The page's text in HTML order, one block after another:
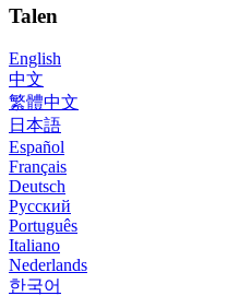
Talen
English
中文
繁體中文
日本語
Español
Français
Deutsch
Русский
Português
Italiano
Nederlands
한국어